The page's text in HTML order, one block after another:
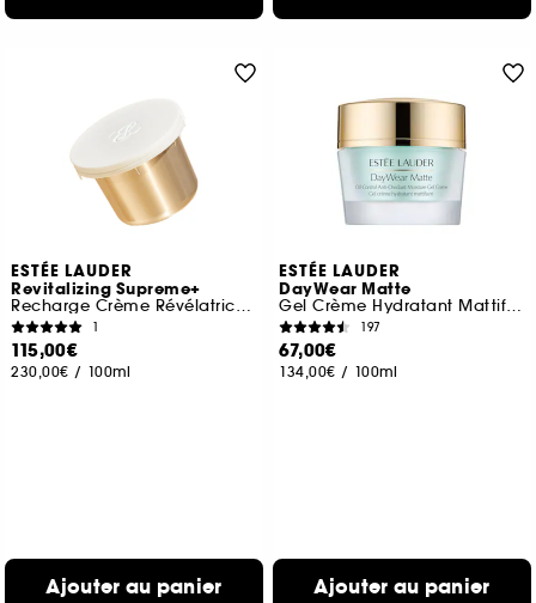
ESTÉE LAUDER
Revitalizing Supreme+
Recharge Crème Révélatrice de Jeunesse
1
115,00€
230,00€ / 100ml
Ajouter au panier
ESTÉE LAUDER
DayWear Matte
Gel Crème Hydratant Mattifiant
197
67,00€
134,00€ / 100ml
Ajouter au panier